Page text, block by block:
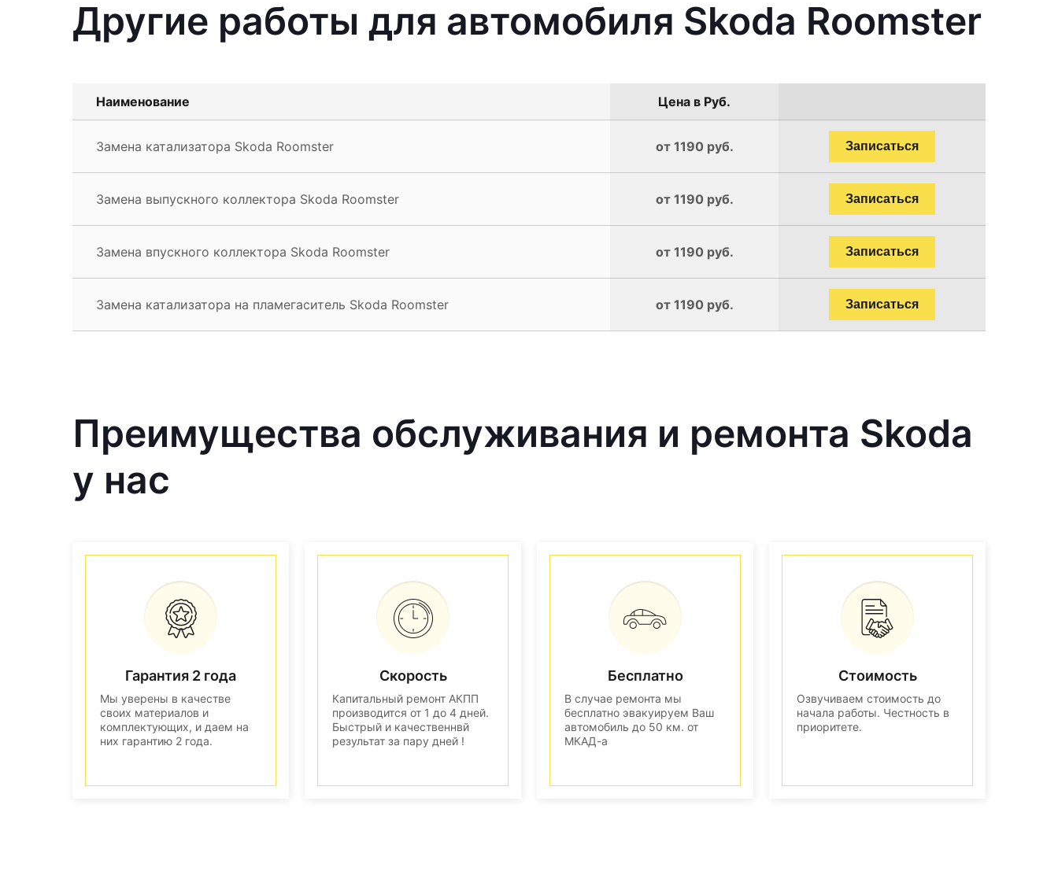
Другие работы для автомобиля Skoda Roomster
Наименование Цена в Руб.
Замена катализатора Skoda Roomster от 1190 руб. Записаться
Замена выпускного коллектора Skoda Roomster от 1190 руб. Записаться
Замена впускного коллектора Skoda Roomster от 1190 руб. Записаться
Замена катализатора на пламегаситель Skoda Roomster от 1190 руб. Записаться
Преимущества обслуживания и ремонта Skoda
у нас
Гарантия 2 года
Мы уверены в качестве
своих материалов и
комплектующих, и даем на
них гарантию 2 года.
Скорость
Капитальный ремонт АКПП
производится от 1 до 4 дней.
Быстрый и качественнвй
результат за пару дней !
Бесплатно
В случае ремонта мы
бесплатно эвакуируем Ваш
автомобиль до 50 км. от
МКАД-а
Стоимость
Озвучиваем стоимость до
начала работы. Честность в
приоритете.